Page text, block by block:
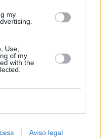
my
Use,
of my
with the
Aviso legal